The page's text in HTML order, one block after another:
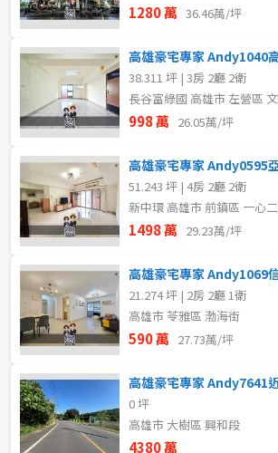
1280 萬 36.46萬/坪
38.311 坪 | 3房 2廳 2衛
長谷富綠國 高雄市 左營區
998 萬 26.05萬/坪
51.243 坪 | 4房 2廳 2衛
新中環 高雄市 前鎮區 一心
1498 萬 29.23萬/坪
21.274 坪 | 2房 2廳 1衛
高雄市 苓雅區 渤海街
590 萬 27.73萬/坪
0 坪
高雄市 大樹區 興和段
4380 萬